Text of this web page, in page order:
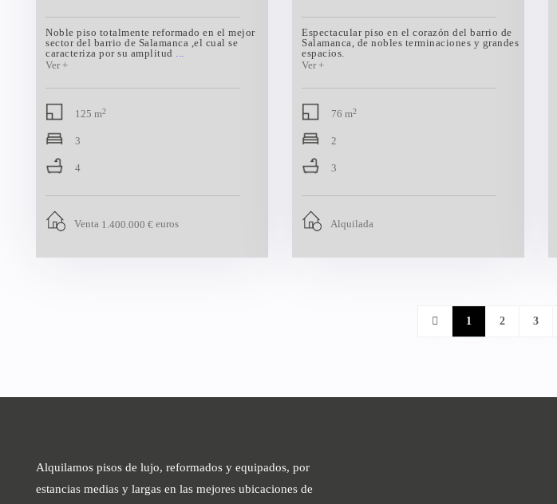
Noble piso totalmente reformado en el mejor
sector del barrio de Salamanca ,el cual se
caracteriza por su amplitud ...
125 m2
3
4
Venta 1.400.000 € euros
Espectacular piso en el corazón del barrio de
Salamanca, de nobles terminaciones y grandes
espacios.
76 m2
2
3
Alquilada
1 2 3
Alquilamos pisos de lujo, reformados y equipados, por
estancias medias y largas en las mejores ubicaciones de